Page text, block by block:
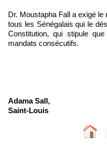
Dr. Moustapha Fall a exigé
tous les Sénégalais qui le
Constitution, qui stipule
mandats consécutifs.
Adama Sall,
Saint-Louis